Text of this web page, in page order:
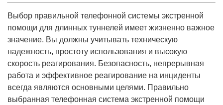
Выбор правильной телефонной системы экстренной
помощи для длинных туннелей имеет жизненно важное
значение. Вы должны учитывать техническую
надежность, простоту использования и высокую
скорость реагирования. Безопасность, непрерывная
работа и эффективное реагирование на инциденты
всегда являются основными целями. Правильно
выбранная телефонная система экстренной помощи